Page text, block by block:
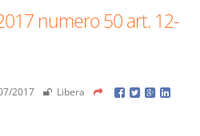
numero 50 art. 12-
2017 Libera